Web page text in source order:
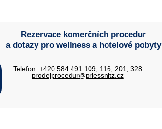
Rezervace komerčních procedur
a dotazy pro wellness a hotelové pobyty
Telefon: +420 584 491 109, 116, 201, 328
prodejprocedur@priessnitz.cz